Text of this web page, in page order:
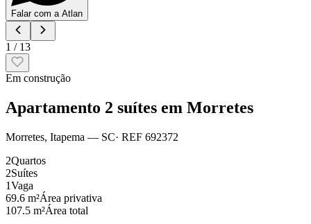
Falar com a Atlan
1 / 13
Em construção
Apartamento 2 suítes em Morretes
Morretes, Itapema — SC· REF 692372
2Quartos
2Suítes
1Vaga
69.6 m²Área privativa
107.5 m²Área total